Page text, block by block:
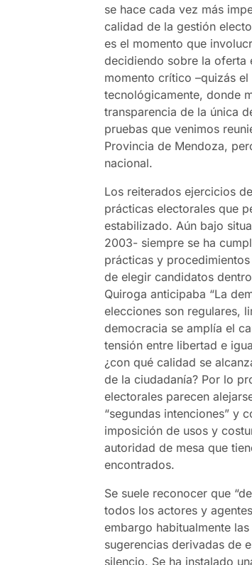
se hace cada vez más
calidad de la gestión
es el momento que
decidiendo sobre la oferta
momento crítico –quizás
tecnológicamente, donde
transparencia de la única
pruebas que venimos
Provincia de Mendoza,
nacional.
Los reiterados ejercicios
prácticas electorales que
estabilizado. Aún bajo
2003- siempre se ha
prácticas y
de elegir candidatos
Quiroga anticipaba “La
elecciones son regulares,
democracia se amplía el
tensión entre libertad e
¿con qué calidad se
de la ciudadanía? Por lo
electorales parecen
“segundas intenciones” y
imposición de usos y
autoridad de mesa que
encontrados.
Se suele reconocer que
todos los actores y
embargo habitualmente
sugerencias derivadas de
silencio. Se ha instalado